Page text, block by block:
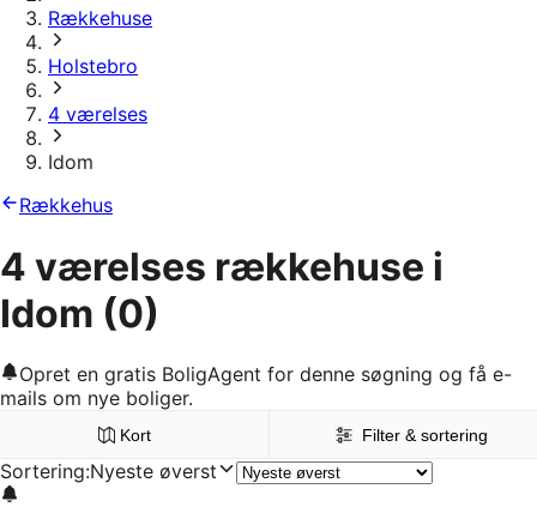
Rækkehuse
Holstebro
4 værelses
Idom
Rækkehus
4 værelses rækkehuse i
Idom (0)
Opret en gratis BoligAgent for denne søgning og få e-
mails om nye boliger.
Kort Filter & sortering
Sortering:Nyeste øverst